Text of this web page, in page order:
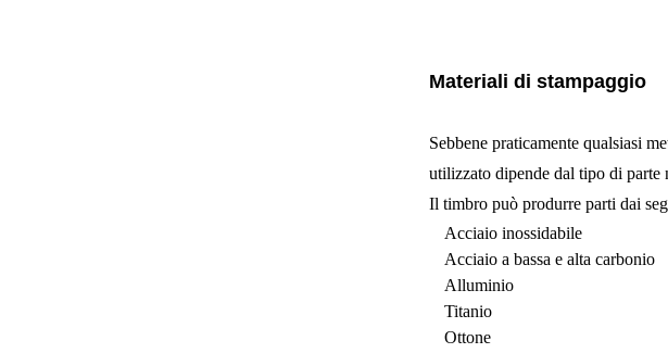
Materiali di stampaggio
Sebbene praticamente qualsiasi
utilizzato dipende dal tipo di parte
Il timbro può produrre parti dai
Acciaio inossidabile
Acciaio a bassa e alta carbonio
Alluminio
Titanio
Ottone